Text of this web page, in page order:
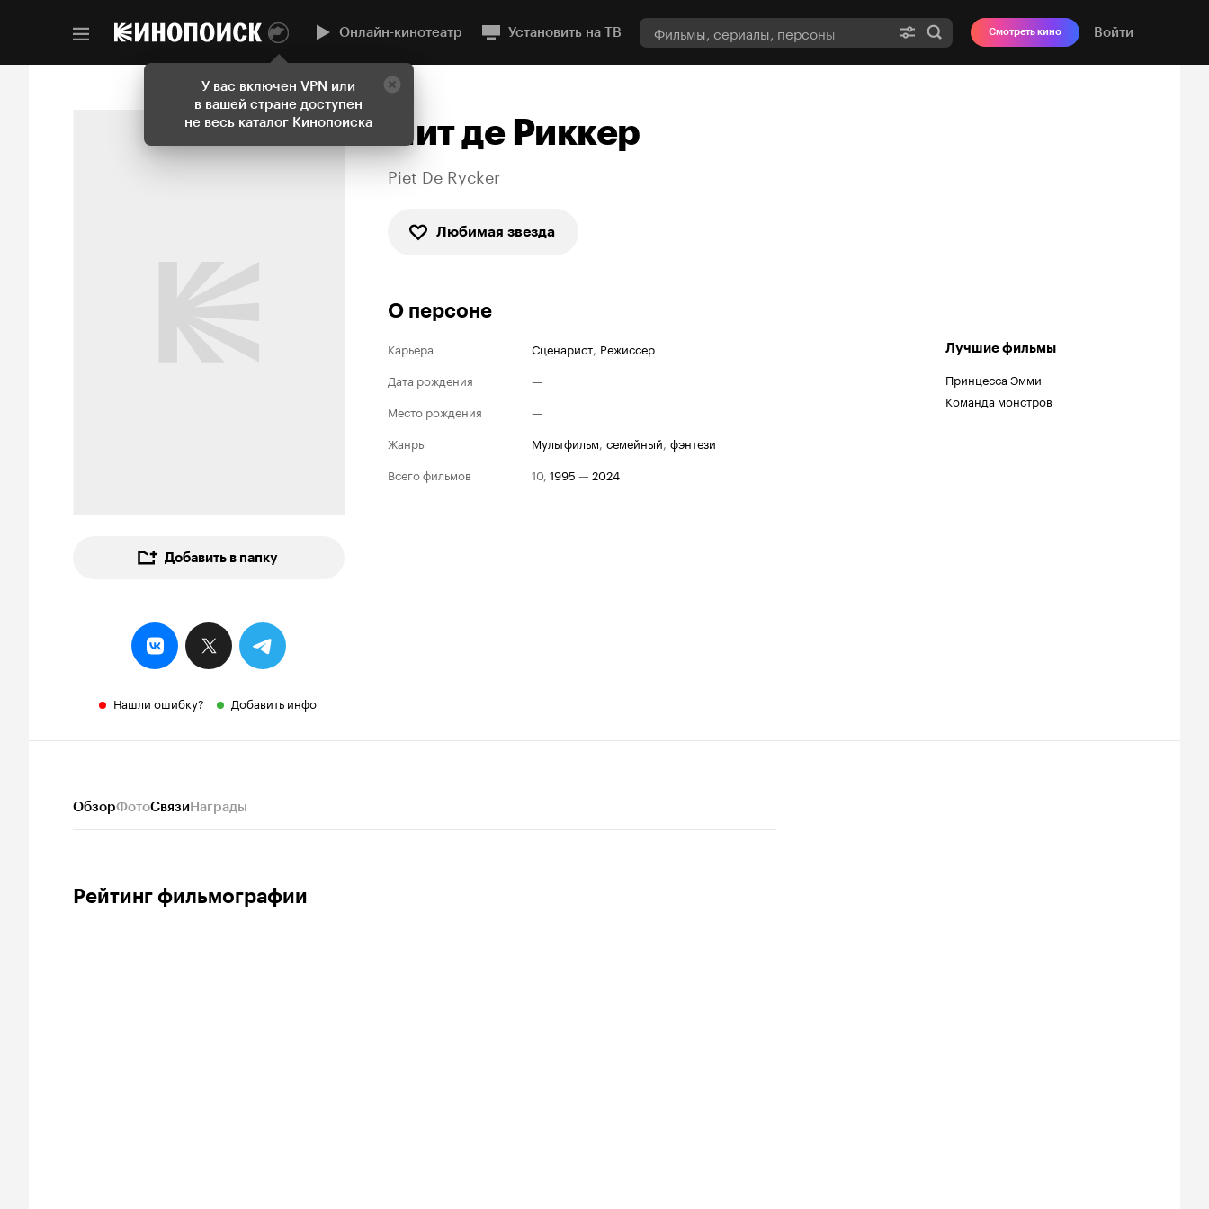
У вас включен VPN или
в вашей стране доступен
не весь каталог Кинопоиска
Онлайн-кинотеатр Установить на ТВ Смотреть кино Войти
Добавить в папку
Нашли ошибку? Добавить инфо
Пит де Риккер
Piet De Rycker
Любимая звезда
О персоне
Карьера Сценарист, Режиссер
Дата рождения
—
Место рождения
—
Жанры
мультфильм, семейный, фэнтези
Всего фильмов
10, 1995 — 2024
Лучшие фильмы
Принцесса Эмми
Команда монстров
ОбзорФотоСвязиНаграды
Рейтинг фильмографии